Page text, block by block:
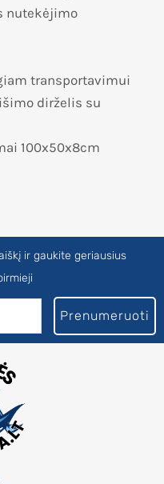
nutekėjimo
transportavimui
dirželis su
100x50x8cm
ir gaukite geriausius
Prenumeruoti